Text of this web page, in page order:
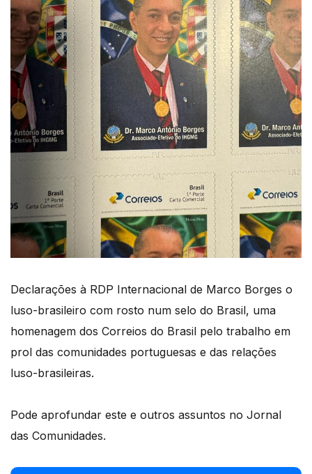
Declarações à RDP Internacional de Marco Borges o
luso-brasileiro com rosto num selo do Brasil, uma
homenagem dos Correios do Brasil pelo trabalho em
prol das comunidades portuguesas e das relações
luso-brasileiras.
Pode aprofundar este e outros assuntos no Jornal
das Comunidades.